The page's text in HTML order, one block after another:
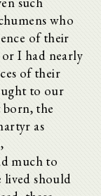
who
of their
I had nearly
of their
to our
born, the
as
much to
lived should